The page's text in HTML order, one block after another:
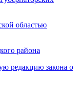
областью
района
редакцию закона о